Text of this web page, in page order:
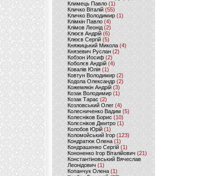
Климець Павло (1)
Кличко Віталій(55)
Кличко Володимир (1)
Клімкін Павло (4)
Клімов Леонід(2)
Клюєв Андрій(6)
Клюєв Сергій (5)
Княжицький Микола(4)
Князевич Руслан (2)
Кобзон Иосиф(2)
Коболєв Андрій (4)
Ковалів Юлія(1)
Ковтун Володимир (2)
Кодола Олександр (2)
Кожемякін Андрій (3)
Козак Володимир (1)
Козак Тарас (2)
Козловський Олег(4)
Колесниченко Вадим (5)
Колесніков Борис (10)
Колєсніков Дмитро (1)
Колобов Юрій (1)
Коломойський Ігор (123)
Кондратюк Олена(1)
Кондрашенко Сергій (1)
Кононенко Ігор Віталійович (21)
Константіновський Вячеслав
Леонідович (1)
Копанчук Олена (1)